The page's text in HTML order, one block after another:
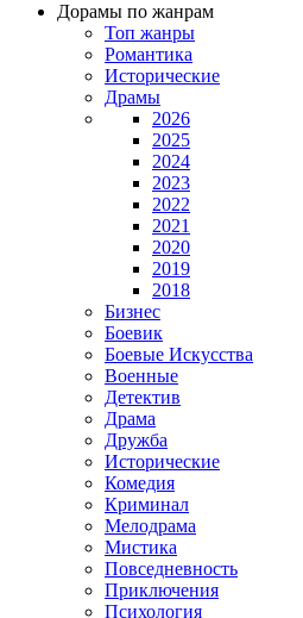
Дорамы по жанрам
Топ жанры
Романтика
Исторические
Драмы
2026
2025
2024
2023
2022
2021
2020
2019
2018
Бизнес
Боевик
Боевые Искусства
Военные
Детектив
Драма
Дружба
Исторические
Комедия
Криминал
Мелодрама
Мистика
Повседневность
Приключения
Психология